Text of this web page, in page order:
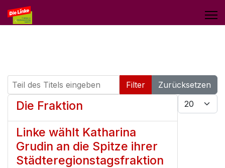
Teil des Titels eingeben Filter
Zurücksetzen
Anzeige #
Die Fraktion
Linke wählt Katharina
Grudin an die Spitze ihrer
Städteregionstagsfraktion